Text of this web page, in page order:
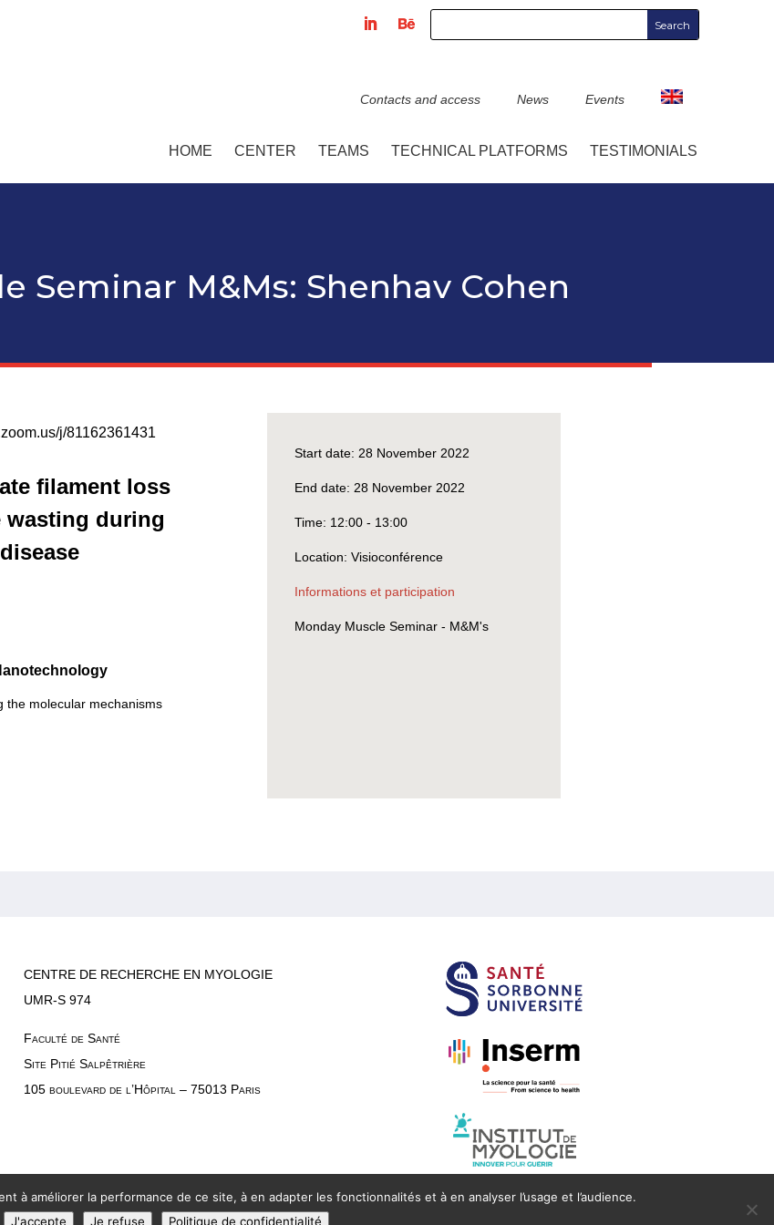
Contacts and access News Events
HOME CENTER TEAMS TECHNICAL PLATFORMS TESTIMONIALS
Seminar M&Ms: Shenhav Cohen
j/81162361431
filament loss
wasting during
the molecular mechanisms
Start date: 28 November 2022
End date: 28 November 2022
Time: 12:00 - 13:00
Location:Visioconférence
Informations et participation
Monday Muscle Seminar - M&M's
CENTRE DE RECHERCHE EN MYOLOGIE
UMR-S 974
Faculté de Santé
Site Pitié Salpêtrière
105 boulevard de l’Hôpital – 75013 Paris
à améliorer la performance de ce site, à en adapter les fonctionnalités et à en analyser l’usage et l’audience.
J'accepte
Je refuse Politique de confidentialité